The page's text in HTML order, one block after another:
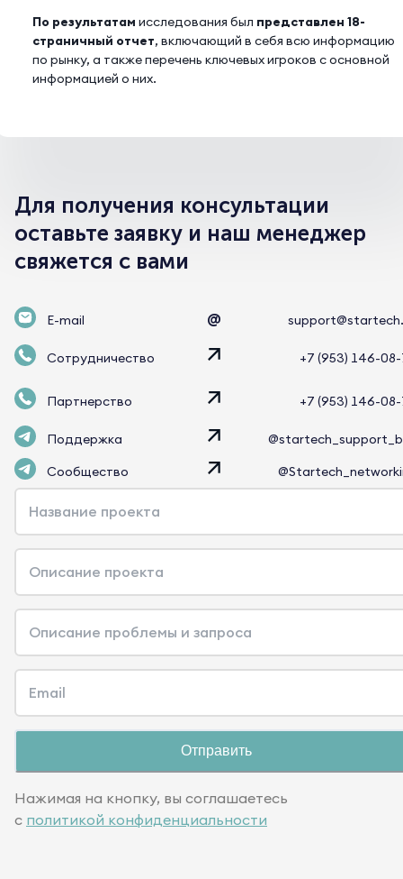
По результатам исследования был представлен 18-
страничный отчет, включающий в себя всю информацию
по рынку, а также перечень ключевых игроков с основной
информацией о них.
Для получения консультации
оставьте заявку и наш менеджер
свяжется с вами
E-mail @
Сотрудничество +7 (953) 146-
Партнерство +7 (953) 146-
Поддержка
Сообщество
Название проекта
Описание проекта
Описание проблемы и запроса
Email
Отправить
Нажимая на кнопку, вы соглашаетесь
с политикой конфиденциальности